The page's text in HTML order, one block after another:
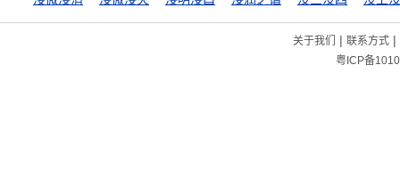
关于我们 | 联系方式|
粤ICP备